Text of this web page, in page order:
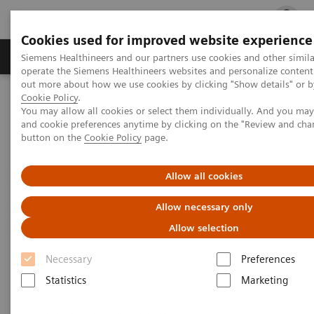
Cookies used for improved website experience
Siemens Healthineers and our partners use cookies and other
operate the Siemens Healthineers websites and personalize
out more about how we use cookies by clicking "Show details" or
Cookie Policy.
You may allow all cookies or select them individually. And you
and cookie preferences anytime by clicking on the "Review and
button on the Cookie Policy page.
Allow all cookies
Allow necessary only
Allow selection
Necessary
Preferences
Statistics
Marketing
Produits & services Support & formations
Accueil Opportunités business